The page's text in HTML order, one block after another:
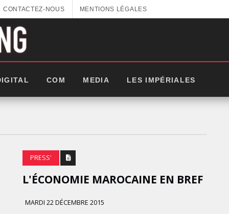
CONTACTEZ-NOUS MENTIONS LÉGALES
COM MEDIA LES IMPÉRIALES
PRESS'
L'ÉCONOMIE MAROCAINE EN BREF
MARDI 22 DÉCEMBRE 2015